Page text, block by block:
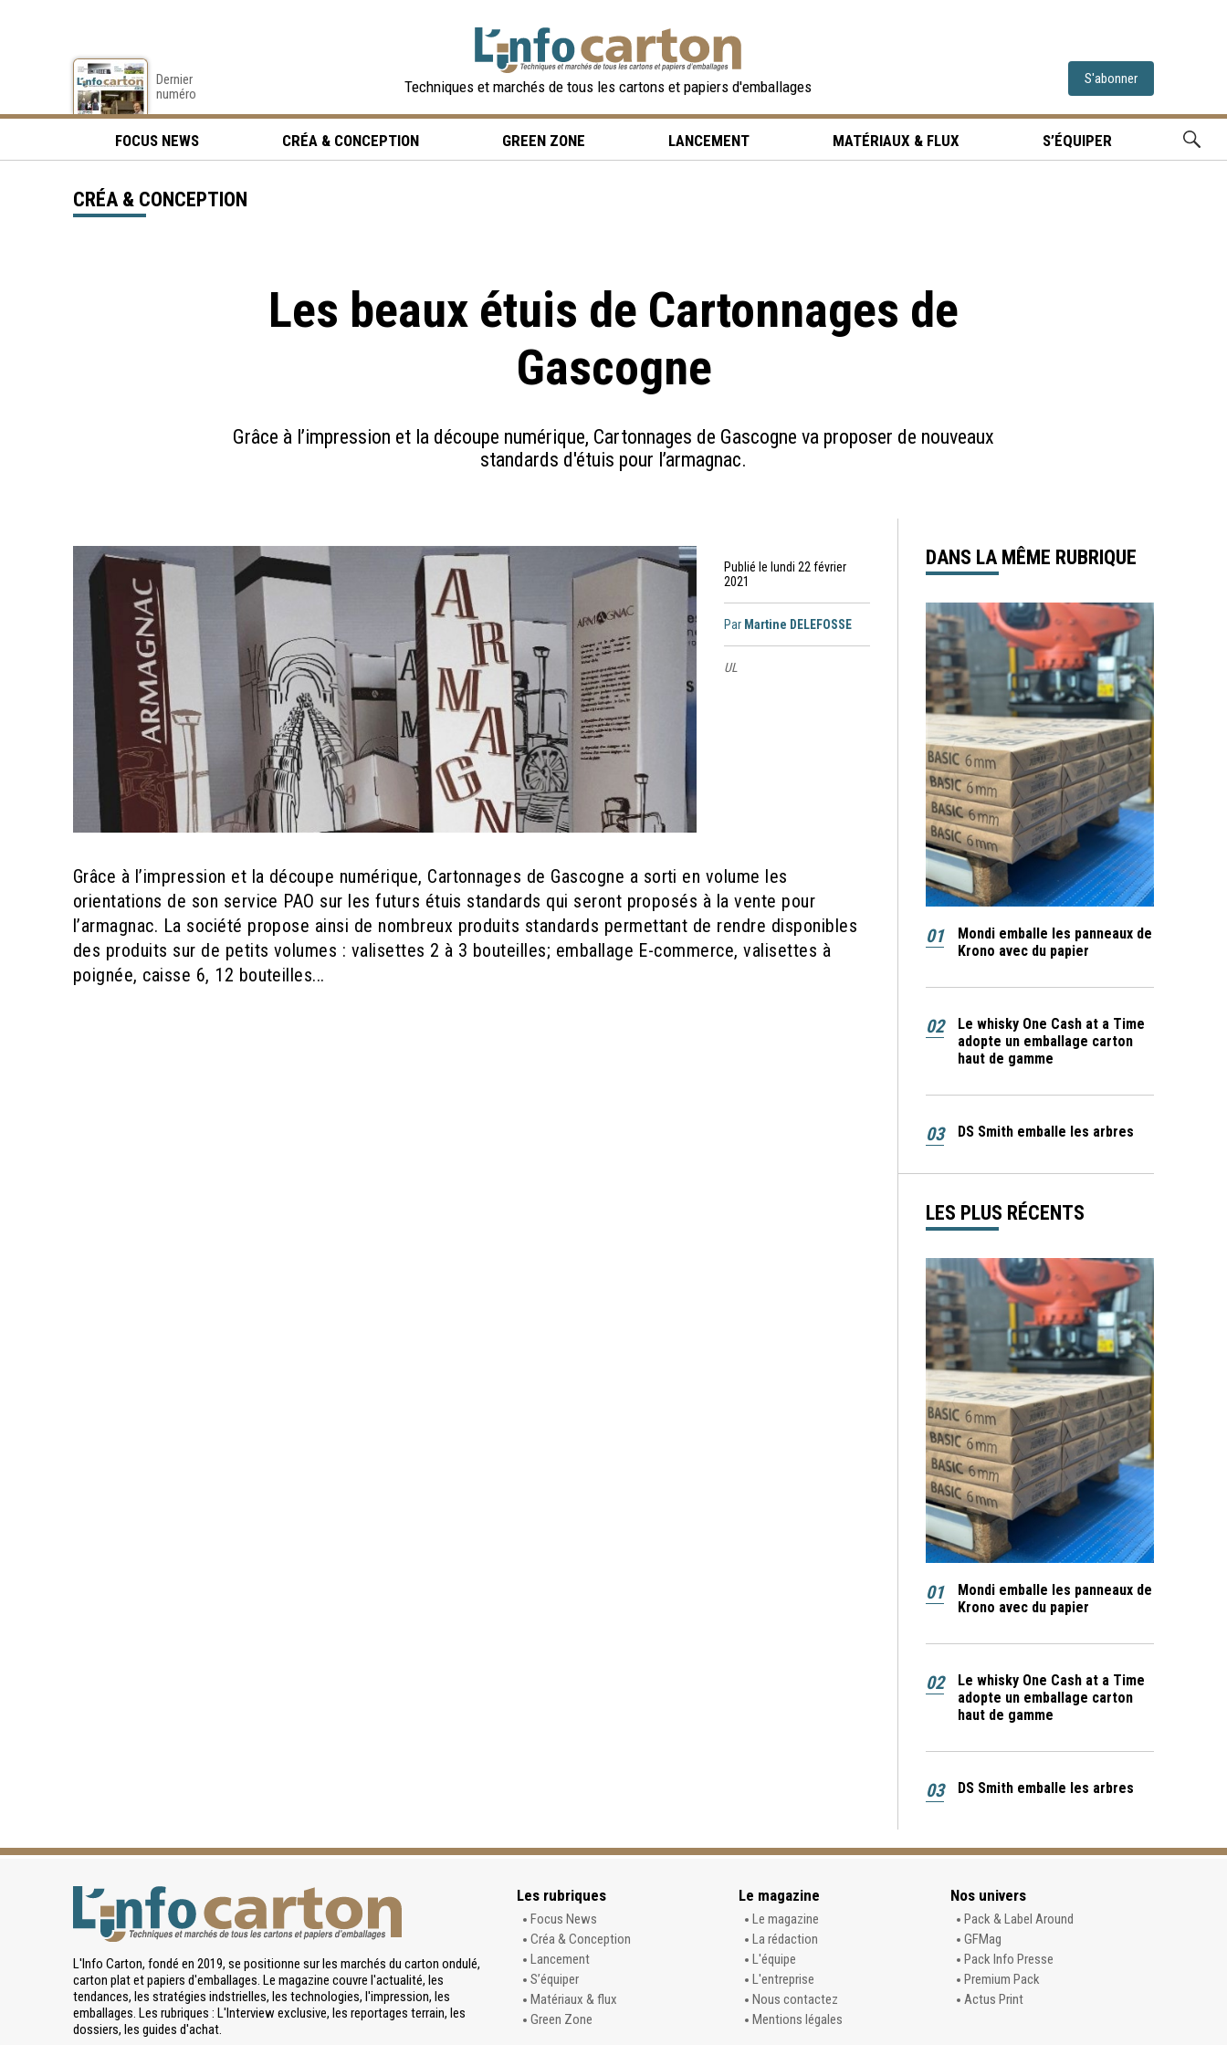
Dernier
numéro
Techniques et marchés de tous les cartons et papiers d'emballages S'abonner
FOCUS NEWS CRÉA & CONCEPTION GREEN ZONE LANCEMENT MATÉRIAUX & FLUX S’ÉQUIPER
Les beaux étuis de Cartonnages de
Gascogne
Grâce à l’impression et la découpe numérique, Cartonnages de Gascogne va proposer de nouveaux
standards d'étuis pour l’armagnac.
CRÉA & CONCEPTION
Publié le lundi 22 février
2021
Par Martine DELEFOSSE
UL
Grâce à l’impression et la découpe numérique, Cartonnages de Gascogne a sorti en volume les
orientations de son service PAO sur les futurs étuis standards qui seront proposés à la vente pour
l’armagnac. La société propose ainsi de nombreux produits standards permettant de rendre disponibles
des produits sur de petits volumes : valisettes 2 à 3 bouteilles; emballage E-commerce, valisettes à
poignée, caisse 6, 12 bouteilles...
DANS LA MÊME RUBRIQUE
01
Mondi emballe les panneaux de
Krono avec du papier
02
Le whisky One Cash at a Time
adopte un emballage carton
haut de gamme
03 DS Smith emballe les arbres
LES PLUS RÉCENTS
01
Mondi emballe les panneaux de
Krono avec du papier
02
Le whisky One Cash at a Time
adopte un emballage carton
haut de gamme
03 DS Smith emballe les arbres
L'Info Carton, fondé en 2019, se positionne sur les marchés du carton ondulé,
carton plat et papiers d'emballages. Le magazine couvre l'actualité, les
tendances, les stratégies indstrielles, les technologies, l'impression, les
emballages. Les rubriques : L'Interview exclusive, les reportages terrain, les
dossiers, les guides d'achat.
Les rubriques
Focus News
Créa & Conception
Lancement
S’équiper
Matériaux & flux
Green Zone
Le magazine
Le magazine
La rédaction
L'équipe
L'entreprise
Nous contactez
Mentions légales
Nos univers
Pack & Label Around
GFMag
Pack Info Presse
Premium Pack
Actus Print